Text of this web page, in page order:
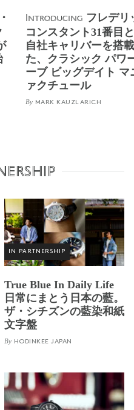
Introducing フレデリ
コンスタント31番目
自社キャリバーを搭
た、クラシック パワ
ーブ ビッグデイト マ
ァクチュール
By MARK KAUZLARICH
IN PARTNERSHIP
True Blue In Daily Life
日常にまとう日本の藍。
ザ・シチズンの藍染和紙
文字盤
By HODINKEE JAPAN